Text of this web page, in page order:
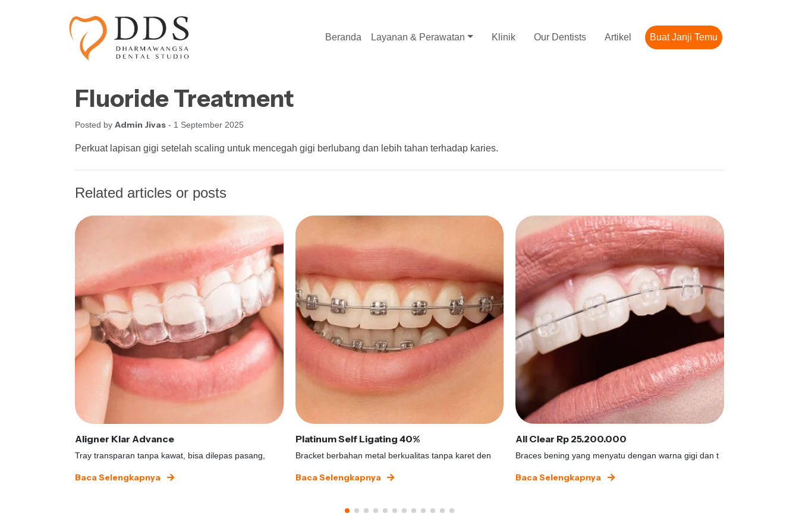
Beranda Layanan & Perawatan Klinik Our Dentists Artikel Buat Janji Temu
Fluoride Treatment
Posted by Admin Jivas - 1 September 2025
Perkuat lapisan gigi setelah scaling untuk mencegah gigi berlubang dan lebih tahan terhadap karies.
Related articles or posts
Aligner Klar Advance
Tray transparan tanpa kawat, bisa dilepas pasang,
Baca Selengkapnya
Platinum Self Ligating 40%
Bracket berbahan metal berkualitas tanpa karet den
Baca Selengkapnya
All Clear Rp 25.200.000
Braces bening yang menyatu dengan warna gigi dan t
Baca Selengkapnya